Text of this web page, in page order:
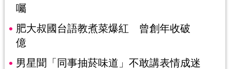
囑
肥大叔國台語教煮菜爆紅 曾創年收破
億
男星聞「同事抽菸味道」不敢講表情成迷